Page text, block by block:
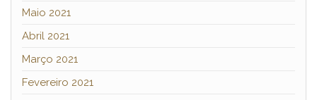
Maio 2021
Abril 2021
Março 2021
Fevereiro 2021